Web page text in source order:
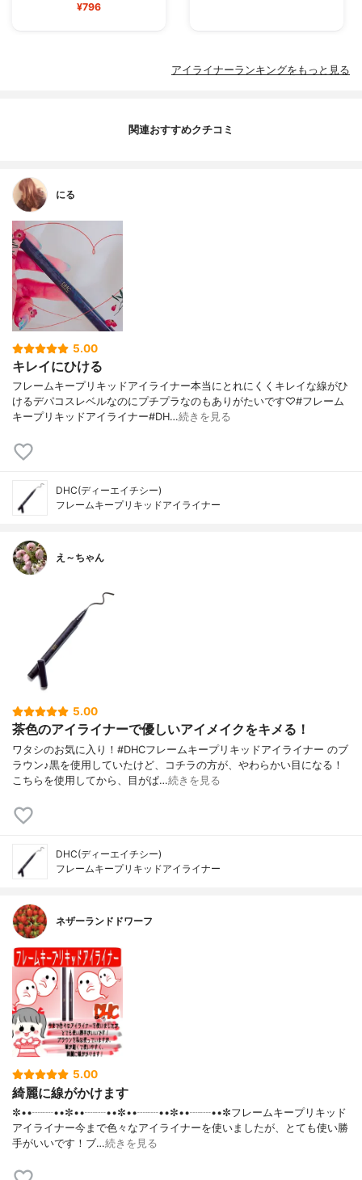
¥796
アイライナーランキングをもっと見る
関連おすすめクチコミ
にる
5.00
キレイにひける
フレームキープリキッドアイライナー本当にとれにくくキレイな線がひ
けるデパコスレベルなのにプチプラなのもありがたいです♡#フレーム
キープリキッドアイライナー#DH…続きを見る
DHC(ディーエイチシー)
フレームキープリキッドアイライナー
え～ちゃん
5.00
茶色のアイライナーで優しいアイメイクをキメる！
ワタシのお気に入り！#DHCフレームキープリキッドアイライナー のブ
ラウン♪黒を使用していたけど、コチラの方が、やわらかい目になる！
こちらを使用してから、目がぱ…続きを見る
DHC(ディーエイチシー)
フレームキープリキッドアイライナー
ネザーランドドワーフ
5.00
綺麗に線がかけます
✼••┈┈••✼••┈┈••✼••┈┈••✼••┈┈••✼フレームキープリキッド
アイライナー今まで色々なアイライナーを使いましたが、とても使い勝
手がいいです！ブ…続きを見る